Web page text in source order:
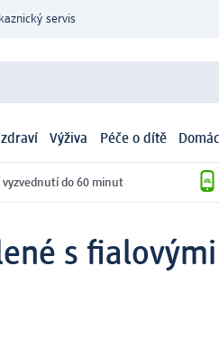
servis
Výživa Péče o dítě
vyzvednutí do 60 minut
s